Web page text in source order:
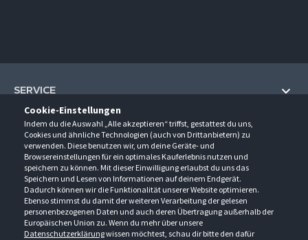
Cookie-Einstellungen
Indem du die Auswahl „Alle akzeptieren“ triffst, gestattest du uns,
Cookies und ähnliche Technologien (auch von Drittanbietern) zu
verwenden. Diese benutzen wir, um deine Geräte- und
Browsereinstellungen für ein optimales Kauferlebnis nutzen und
speichern zu können. Mit dieser Einwilligung erlaubst du uns das
Speichern und Lesen von Informationen auf deinem Endgerät.
Dadurch können wir die Funktionalität unserer Website optimieren.
Ebenso stimmst du damit der weiteren Verarbeitung der gelesen
personenbezogenen Daten und auch deren Übertragung außerhalb der
Europäischen Union zu. Wenn du mehr über unsere
Datenschutzerklärungwissen möchtest, schau dir bitte den dafür
SERVICE
Hilfe und Information
Fragen und Antworten (FAQ)
Kontakt
Newsletter
Events
Downloads
UNTERNEHMEN
Über uns
Anfahrt
Ansprechpartner
Außendienstbesuch
Jobs & Ausbildung
KONTAKT
Gröner-Schulze GmbH
Sarirstraße 5
12529 Schönefeld
ÖFFNUNGSZEITEN
Montag - Donnerstag
9:00 - 17:00
Freitag
9:00 - 15:00
FOLGE UNS